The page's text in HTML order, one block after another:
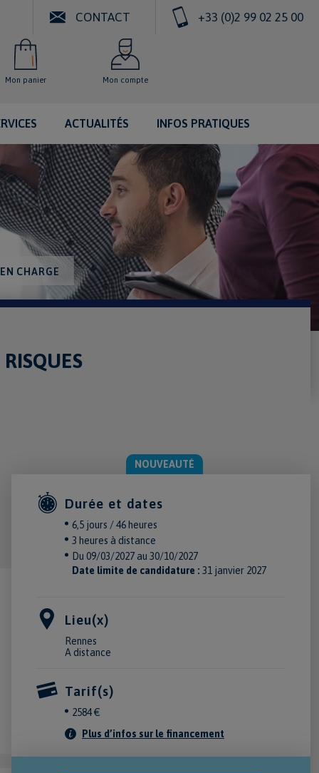
CONTACT +33 (0)2 99 02 25 00
Mon panier Mon compte
ACTUALITÉS INFOS PRATIQUES
CHARGE
NOUVEAUTÉ
Durée et dates
6,5 jours / 46 heures
3 heures à distance
Du 09/03/2027 au 30/10/2027
Date limite de candidature : 31 janvier 2027
Lieu(x)
Rennes
A distance
Tarif(s)
2584 €
Plus d’infos sur le financement